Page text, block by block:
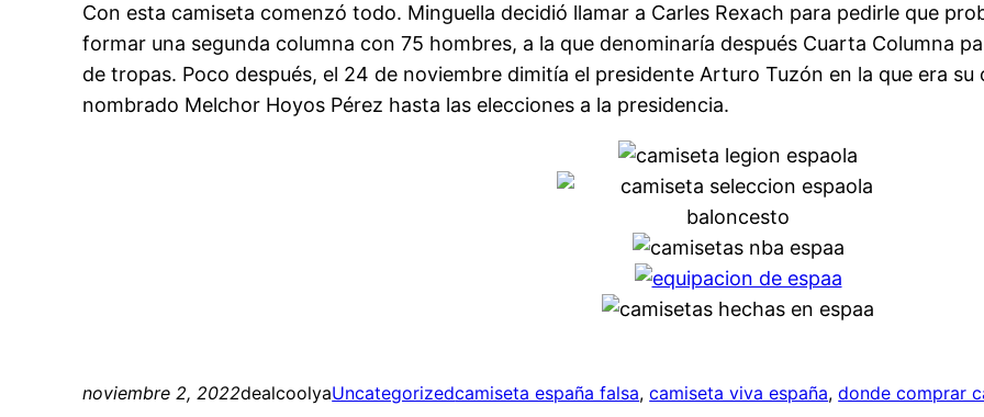
Con esta camiseta comenzó todo. Minguella decidió llamar a Carles Rexach para pedirle que
formar una segunda columna con 75 hombres, a la que denominaría después Cuarta Columna
de tropas. Poco después, el 24 de noviembre dimitía el presidente Arturo Tuzón en la que era
nombrado Melchor Hoyos Pérez hasta las elecciones a la presidencia.
noviembre 2, 2022dealcoolyaUncategorizedcamiseta españa falsa, camiseta viva españa, donde comprar